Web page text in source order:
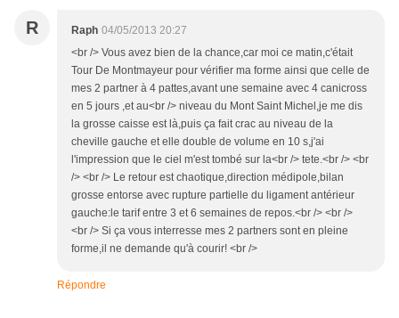
R Raph 04/05/2013 20:27
<br /> Vous avez bien de la chance,car moi ce matin,c'était
Tour De Montmayeur pour vérifier ma forme ainsi que celle de
mes 2 partner à 4 pattes,avant une semaine avec 4 canicross
en 5 jours ,et au<br /> niveau du Mont Saint Michel,je me dis
la grosse caisse est là,puis ça fait crac au niveau de la
cheville gauche et elle double de volume en 10 s,j'ai
l'impression que le ciel m'est tombé sur la<br /> tete.<br /> <br
/> <br /> Le retour est chaotique,direction médipole,bilan
grosse entorse avec rupture partielle du ligament antérieur
gauche:le tarif entre 3 et 6 semaines de repos.<br /> <br />
<br /> Si ça vous interresse mes 2 partners sont en pleine
forme,il ne demande qu'à courir! <br />
Répondre